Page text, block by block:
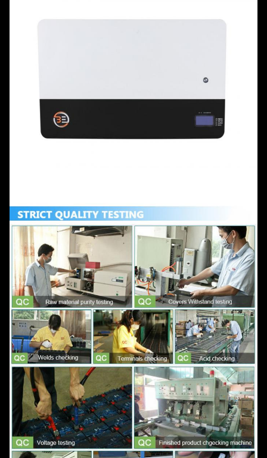
100A
แวดล้อม
-20°C ~ 50°C
ความต้านทาน
ทางกล
เคสพลาสติก แผ่นโลหะ
ขนาด
(สูง*กว้าง*หนา)
H750*W490*T200mm
น้ำหนัก 51.5kg
โปรโตคอลการ
สื่อสาร
Pylon/Deye/MUST/Growatt/
การรับประกัน 5~8 ปี
HMI LCD/ไฟสีฟ้า
วิธีการเชื่อม
เซลล์
เลเซอร์